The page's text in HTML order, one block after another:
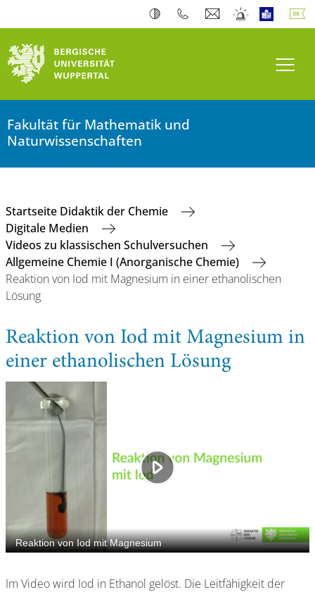
Fakultät für Mathematik und
Naturwissenschaften
Startseite Didaktik der Chemie
Digitale Medien
Videos zu klassischen Schulversuchen
Allgemeine Chemie I (Anorganische Chemie)
Reaktion von Iod mit Magnesium in einer ethanolischen
Lösung
Reaktion von Iod mit Magnesium in
einer ethanolischen Lösung
Im Video wird Iod in Ethanol gelöst. Die Leitfähigkeit der